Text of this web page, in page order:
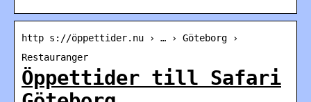
http s://öppettider.nu › … › Göteborg ›
Restauranger
Öppettider till Safari